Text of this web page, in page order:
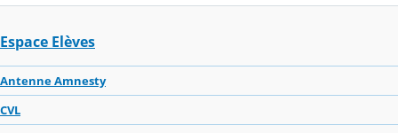
Espace Elèves
Antenne Amnesty
CVL